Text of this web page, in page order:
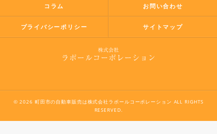
コラム お問い合わせ
プライバシーポリシー サイトマップ
© 2026 町田市の自動車販売は株式会社ラポールコーポレーション ALL RIGHTS
RESERVED.